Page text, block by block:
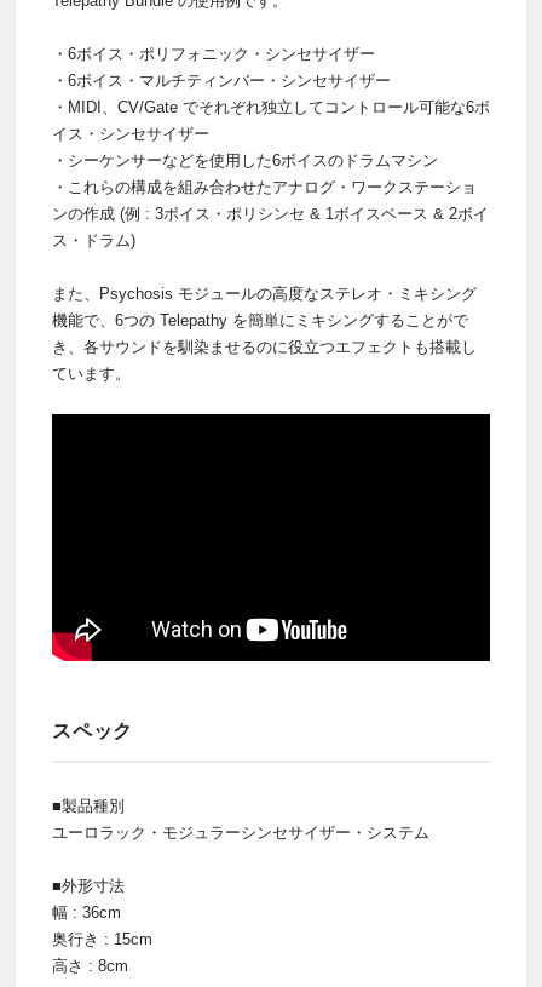
・6ボイス・ポリフォニック・シンセサイザー
・6ボイス・マルチティンバー・シンセサイザー
・MIDI、CV/Gate でそれぞれ独立してコントロール可能な6ボ
イス・シンセサイザー
・シーケンサーなどを使用した6ボイスのドラムマシン
・これらの構成を組み合わせたアナログ・ワークステーショ
ンの作成 (例 : 3ボイス・ポリシンセ & 1ボイスベース & 2ボイ
ス・ドラム)
また、Psychosis モジュールの高度なステレオ・ミキシング
機能で、6つの Telepathy を簡単にミキシングすることがで
き、各サウンドを馴染ませるのに役立つエフェクトも搭載し
ています。
スペック
■製品種別
ユーロラック・モジュラーシンセサイザー・システム
■外形寸法
幅 : 36cm
奥行き : 15cm
高さ : 8cm